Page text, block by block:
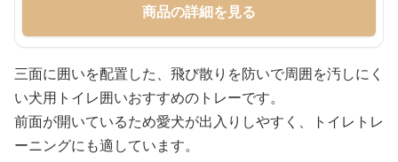
商品の詳細を見る
三面に囲いを配置した、飛び散りを防いで周囲を汚しにく
い犬用トイレ囲いおすすめのトレーです。
前面が開いているため愛犬が出入りしやすく、トイレトレ
ーニングにも適しています。